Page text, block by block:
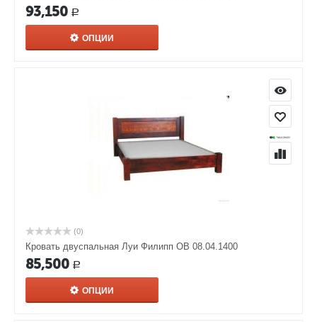
93,150 Р
ОПЦИИ
(0)
Кровать двуспальная Луи Филипп ОВ 08.04.1400
85,500 Р
ОПЦИИ